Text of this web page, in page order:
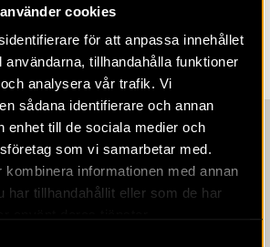
cookies
för att anpassa innehållet
användarna, tillhandahålla funktioner
analysera vår trafik. Vi
sådana identifierare och annan
enhet till de sociala medier och
som vi samarbetar med.
informationen med annan
har tillhandahållit eller som de har
LINDÄNGELUND